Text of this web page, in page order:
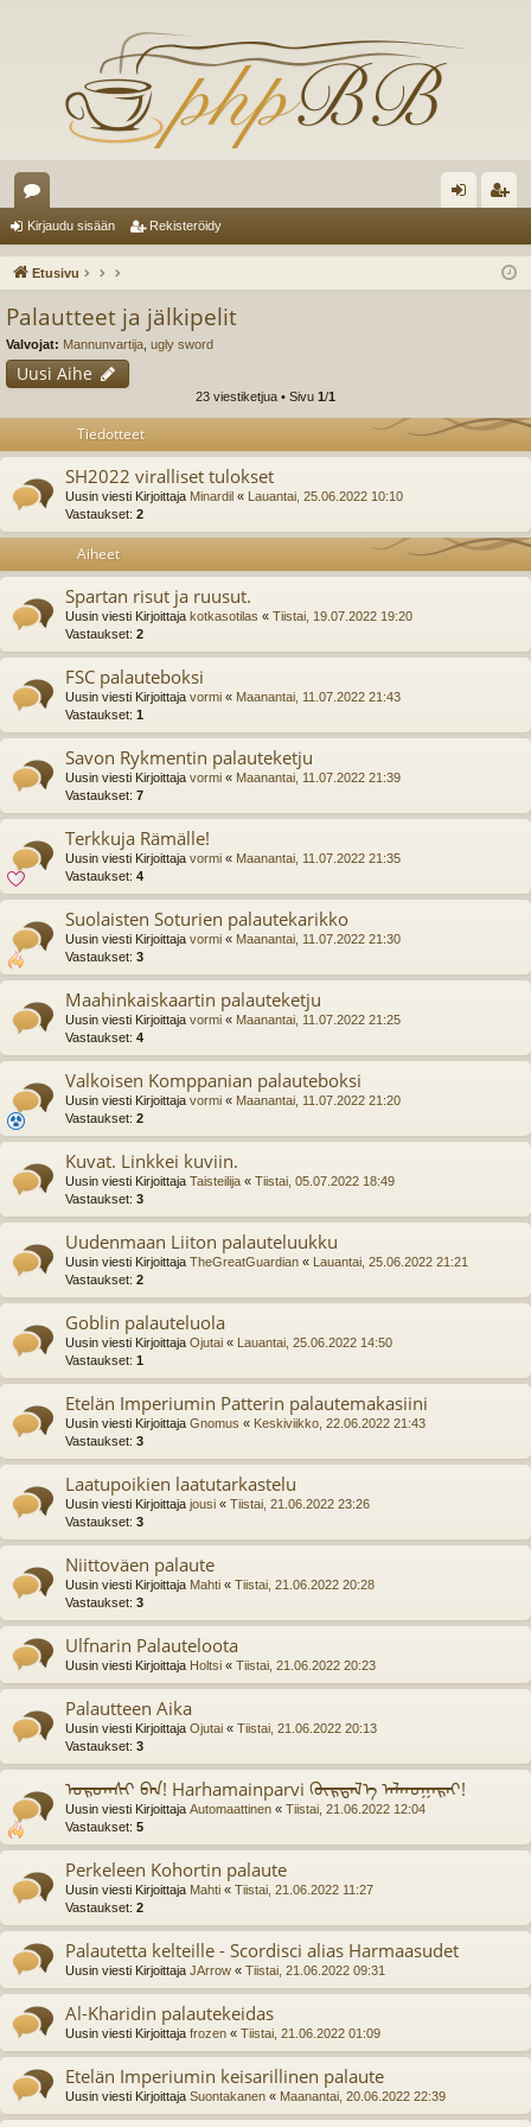
es
ku
ua
au ist
Kirjaudu sisään Rekisteröidy
Etusivu
Palautteet ja jälkipelit
Valvojat: Mannunvartija ugly sword
Uusi Aihe
23 viestiketjua • Sivu 1/1
Tiedotteet
SH2022 viralliset tulokset
Uusin viesti Kirjoittaja Minardil « Lauantai, 25.06.2022 10:10
Vastaukset: 2
Aiheet
Spartan risut ja ruusut.
Uusin viesti Kirjoittaja kotkasotilas « Tiistai, 19.07.2022 19:20
Vastaukset: 2
FSC palauteboksi
Uusin viesti Kirjoittaja vormi « Maanantai, 11.07.2022 21:43
Vastaukset: 1
Savon Rykmentin palauteketju
Uusin viesti Kirjoittaja vormi « Maanantai, 11.07.2022 21:39
Vastaukset: 7
Terkkuja Rämälle!
Uusin viesti Kirjoittaja vormi « Maanantai, 11.07.2022 21:35
Vastaukset: 4
Suolaisten Soturien palautekarikko
Uusin viesti Kirjoittaja vormi « Maanantai, 11.07.2022 21:30
Vastaukset: 3
Maahinkaiskaartin palauteketju
Uusin viesti Kirjoittaja vormi « Maanantai, 11.07.2022 21:25
Vastaukset: 4
Valkoisen Komppanian palauteboksi
Uusin viesti Kirjoittaja vormi « Maanantai, 11.07.2022 21:20
Vastaukset: 2
Kuvat. Linkkei kuviin.
Uusin viesti Kirjoittaja Taisteilija « Tiistai, 05.07.2022 18:49
Vastaukset: 3
Uudenmaan Liiton palauteluukku
Uusin viesti Kirjoittaja TheGreatGuardian « Lauantai, 25.06.2022 21:21
Vastaukset: 2
Goblin palauteluola
Uusin viesti Kirjoittaja Ojutai « Lauantai, 25.06.2022 14:50
Vastaukset: 1
Etelän Imperiumin Patterin palautemakasiini
Uusin viesti Kirjoittaja Gnomus « Keskiviikko, 22.06.2022 21:43
Vastaukset: 3
Laatupoikien laatutarkastelu
Uusin viesti Kirjoittaja jousi « Tiistai, 21.06.2022 23:26
Vastaukset: 3
Niittoväen palaute
Uusin viesti Kirjoittaja Mahti « Tiistai, 21.06.2022 20:28
Vastaukset: 3
Ulfnarin Palauteloota
Uusin viesti Kirjoittaja Holtsi « Tiistai, 21.06.2022 20:23
Palautteen Aika
Uusin viesti Kirjoittaja Ojutai « Tiistai, 21.06.2022 20:13
Vastaukset: 3
ᠤᠷᠤᠭᠰᠢ ᠪᠠᠨ! Harhamainparvi ᠬᠦᠷᠲᠡᠯ᠎ᠡ ᠠᠯᠬᠤᠭᠠᠷᠠᠢ!
Uusin viesti Kirjoittaja Automaattinen « Tiistai, 21.06.2022 12:04
Vastaukset: 5
Perkeleen Kohortin palaute
Uusin viesti Kirjoittaja Mahti « Tiistai, 21.06.2022 11:27
Vastaukset: 2
Palautetta kelteille - Scordisci alias Harmaasudet
Uusin viesti Kirjoittaja JArrow « Tiistai, 21.06.2022 09:31
Al-Kharidin palautekeidas
Uusin viesti Kirjoittaja frozen « Tiistai, 21.06.2022 01:09
Etelän Imperiumin keisarillinen palaute
Uusin viesti Kirjoittaja Suontakanen « Maanantai, 20.06.2022 22:39